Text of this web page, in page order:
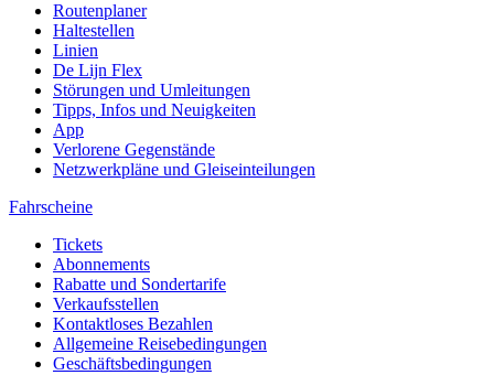
Routenplaner
Haltestellen
Linien
De Lijn Flex
Störungen und Umleitungen
Tipps, Infos und Neuigkeiten
App
Verlorene Gegenstände
Netzwerkpläne und Gleiseinteilungen
Fahrscheine
Tickets
Abonnements
Rabatte und Sondertarife
Verkaufsstellen
Kontaktloses Bezahlen
Allgemeine Reisebedingungen
Geschäftsbedingungen